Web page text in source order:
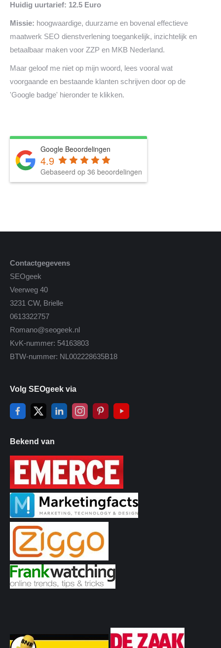
Huidig uurtarief: 12.5 Euro
Missie: hoogwaardige, duurzame en bovenal effectieve
maatwerk SEO dienstverlening toegankelijk, inzichtelijk en
betaalbaar maken voor ZZP en MKB Nederland.
Maar geloof me niet op mijn woord, lees vooral wat
voorgaande en bestaande klanten schrijven door op de
'Google badge' hieronder te klikken.
Google Beoordelingen
4.9
Gebaseerd op 36 beoordelingen
Contactgegevens
SEOgeek
Veerweg 40
3231 CW, Brielle
0613322757
Romano@seogeek.nl
KvK-nummer: 54163803
BTW-nummer: NL002228635B18
Volg SEOgeek via
Bekend van